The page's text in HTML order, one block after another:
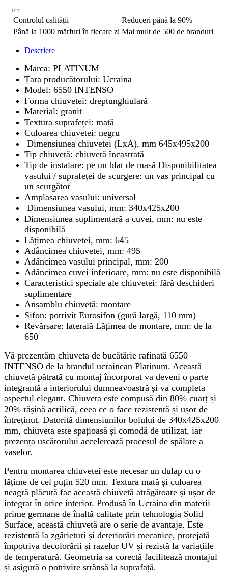
шт
Controlul calității
Reduceri până la 90%
Până la 1000 mărfuri în fiecare zi Mai mult de 500 de branduri
Descriere
Marca: PLATINUM
Țara producătorului: Ucraina
Model: 6550 INTENSO
Forma chiuvetei: dreptunghiulară
Material: granit
Textura suprafeței: mată
Culoarea chiuvetei: negru
Dimensiunea chiuvetei (LxA), mm 645x495x200
Tip chiuvetă: chiuvetă încastrată
Tip de instalare: pe un blat de masă Disponibilitatea
vasului / suprafeței de scurgere: un vas principal cu
un scurgător
Amplasarea vasului: universal
Dimensiunea vasului, mm: 340x425x200
Dimensiunea suplimentară a cuvei, mm: nu este
disponibilă
Lățimea chiuvetei, mm: 645
Adâncimea chiuvetei, mm: 495
Adâncimea vasului principal, mm: 200
Adâncimea cuvei inferioare, mm: nu este disponibilă
Caracteristici speciale ale chiuvetei: fără deschideri
suplimentare
Ansamblu chiuvetă: montare
Sifon: potrivit Eurosifon (gură largă, 110 mm)
Revărsare: laterală Lățimea de montare, mm: de la
650
Vă prezentăm chiuveta de bucătărie rafinată 6550
INTENSO de la brandul ucrainean Platinum. Această
chiuvetă pătrată cu montaj încorporat va deveni o parte
integrantă a interiorului dumneavoastră și va completa
aspectul elegant. Chiuveta este compusă din 80% cuarț și
20% rășină acrilică, ceea ce o face rezistentă și ușor de
întreținut. Datorită dimensiunilor bolului de 340x425x200
mm, chiuveta este spațioasă și comodă de utilizat, iar
prezența uscătorului accelerează procesul de spălare a
vaselor.
Pentru montarea chiuvetei este necesar un dulap cu o
lățime de cel puțin 520 mm. Textura mată și culoarea
neagră plăcută fac această chiuvetă atrăgătoare și ușor de
integrat în orice interior. Produsă în Ucraina din materii
prime germane de înaltă calitate prin tehnologia Solid
Surface, această chiuvetă are o serie de avantaje. Este
rezistentă la zgârieturi și deteriorări mecanice, protejată
împotriva decolorării și razelor UV și rezistă la variațiile
de temperatură. Geometria sa corectă facilitează montajul
și asigură o potrivire strânsă la suprafață.